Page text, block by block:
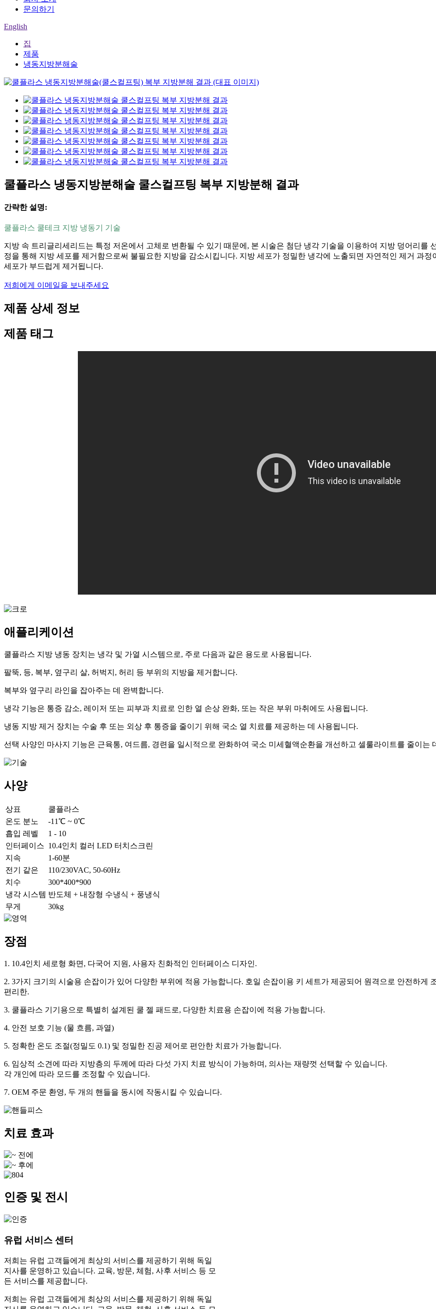
문의하기
English
집
제품
냉동지방분해술
쿨플라스 냉동지방분해술 쿨스컬프팅 복부 지방분해 결과
간략한 설명:
쿨플라스 쿨테크 지방 냉동기 기술
지방 속 트리글리세리드는 특정 저온에서 고체로 변환될 수 있기 때문에, 본 시술은 첨단 냉각 기술을 이용하여 지방 덩어리를
정을 통해 지방 세포를 제거함으로써 불필요한 지방을 감소시킵니다. 지방 세포가 정밀한 냉각에 노출되면 자연적인 제거 과
세포가 부드럽게 제거됩니다.
저희에게 이메일을 보내주세요
제품 상세 정보
제품 태그
애플리케이션
쿨플라스 지방 냉동 장치는 냉각 및 가열 시스템으로, 주로 다음과 같은 용도로 사용됩니다.
팔뚝, 등, 복부, 옆구리 살, 허벅지, 허리 등 부위의 지방을 제거합니다.
복부와 옆구리 라인을 잡아주는 데 완벽합니다.
냉각 기능은 통증 감소, 레이저 또는 피부과 치료로 인한 열 손상 완화, 또는 작은 부위 마취에도 사용됩니다.
냉동 지방 제거 장치는 수술 후 또는 외상 후 통증을 줄이기 위해 국소 열 치료를 제공하는 데 사용됩니다.
선택 사양인 마사지 기능은 근육통, 여드름, 경련을 일시적으로 완화하여 국소 미세혈액순환을 개선하고 셀룰라이트를 줄이는
사양
상표
쿨플라스
온도 분노
-11℃ ~ 0℃
흡입 레벨
1 - 10
인터페이스 10.4인치 컬러 LED 터치스크린
지속
1-60분
전기 같은
110/230VAC, 50-60Hz
치수
300*400*900
냉각 시스템 반도체 + 내장형 수냉식 + 풍냉식
무게
30kg
장점
1. 10.4인치 세로형 화면, 다국어 지원, 사용자 친화적인 인터페이스 디자인.
2. 3가지 크기의 시술용 손잡이가 있어 다양한 부위에 적용 가능합니다. 호일 손잡이용 키 세트가 제공되어 원격으로 안전하게
편리한.
3. 쿨플라스 기기용으로 특별히 설계된 쿨 젤 패드로, 다양한 치료용 손잡이에 적용 가능합니다.
4. 안전 보호 기능 (물 흐름, 과열)
5. 정확한 온도 조절(정밀도 0.1) 및 정밀한 진공 제어로 편안한 치료가 가능합니다.
6. 임상적 소견에 따라 지방층의 두께에 따라 다섯 가지 치료 방식이 가능하며, 의사는 재량껏 선택할 수 있습니다.
각 개인에 따라 모드를 조정할 수 있습니다.
7. OEM 주문 환영, 두 개의 핸들을 동시에 작동시킬 수 있습니다.
치료 효과
인증 및 전시
유럽 ​​서비스 센터
저희는 유럽 고객들에게 최상의 서비스를 제공하기 위해 독일
지사를 운영하고 있습니다. 교육, 방문, 체험, 사후 서비스 등 모
든 서비스를 제공합니다.
저희는 유럽 고객들에게 최상의 서비스를 제공하기 위해 독일